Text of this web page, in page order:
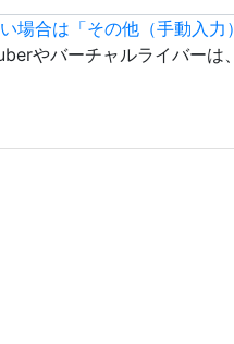
場合は「その他（手動入力
やバーチャルライバーは、